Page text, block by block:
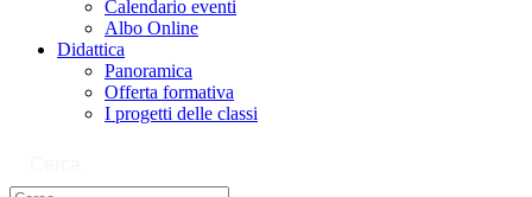
Calendario eventi
Albo Online
Didattica
Panoramica
Offerta formativa
I progetti delle classi